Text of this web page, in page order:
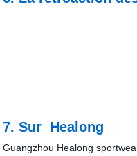
7. Sur Healong
Guangzhou Healong